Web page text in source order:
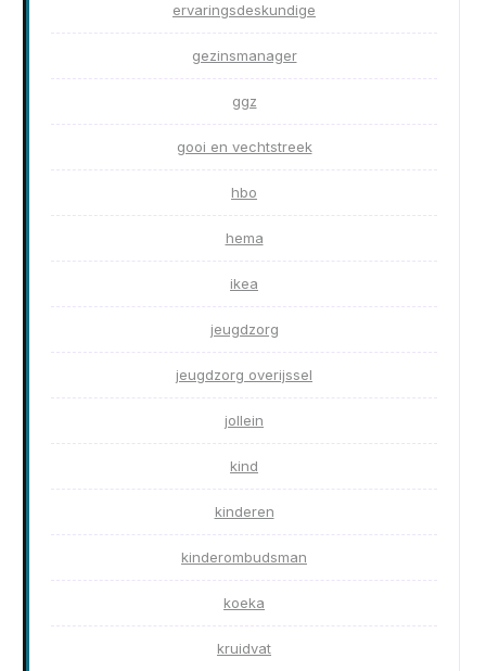
ervaringsdeskundige
gezinsmanager
ggz
gooi en vechtstreek
hbo
hema
ikea
jeugdzorg
jeugdzorg overijssel
jollein
kind
kinderen
kinderombudsman
koeka
kruidvat